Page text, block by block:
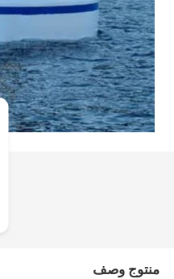
منتوج وصف